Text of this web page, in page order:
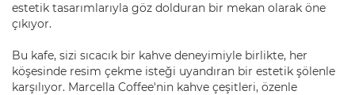
estetik tasarımlarıyla göz dolduran bir mekan olarak öne
çıkıyor.
Bu kafe, sizi sıcacık bir kahve deneyimiyle birlikte, her
köşesinde resim çekme isteği uyandıran bir estetik şölenle
karşılıyor. Marcella Coffee'nin kahve çeşitleri, özenle